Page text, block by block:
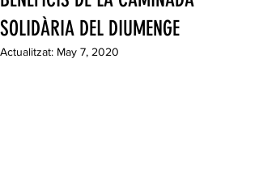
SOLIDÀRIA DEL DIUMENGE
Actualitzat: May 7, 2020